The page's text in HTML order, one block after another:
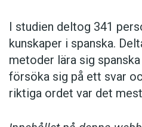
människans näst bästa
utsträckning förstår vi
Vår tamkatt härstammar
vildkatt som lever i
att tamkatten – på
undkomma näten.
förvirrade och
lätta byten för delfinerna.
Brasilianska och brittiska
samarbetar med de
I studien deltog 341
kunskaper i spanska.
metoder lära sig
försöka sig på ett svar
riktiga ordet var det